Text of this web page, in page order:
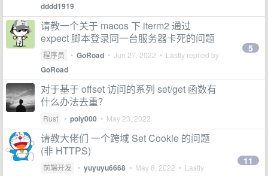
dddd1919
请教一个关于 macos 下 iterm2 通过
expect 脚本登录同一台服务器卡死的问题
程序员 • GoRoad • Jun 27, 2022 • Lastly replied by
GoRoad
5
对于基于 offset 访问的系列 set/get 函数有
什么办法去重？
Rust • poly000 • May 23, 2022
请教大佬们 一个跨域 Set Cookie 的问题
(非 HTTPS)
前端开发 • yuyuyu6668 • May 8, 2022 • Lastly
11